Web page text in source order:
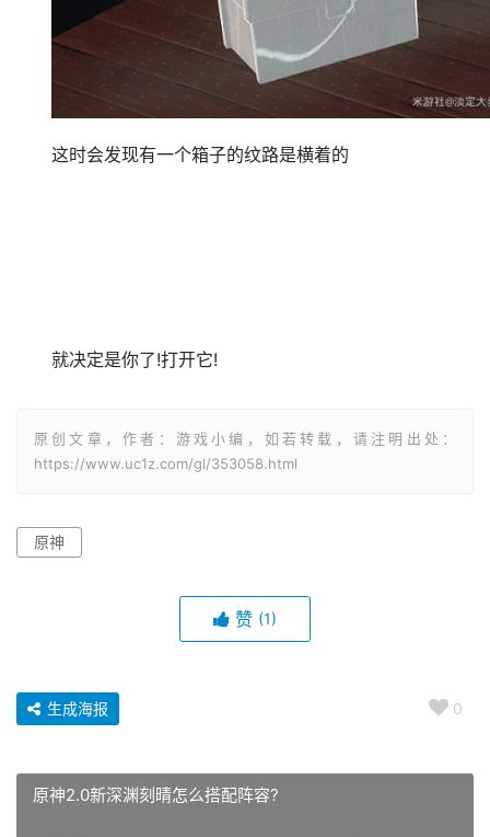
这时会发现有一个箱子的纹路是横着的
就决定是你了!打开它!
原创文章，作者：游戏小编，如若转载，请注明出处：
https://www.uc1z.com/gl/353058.html
原神
赞 (1)
0
生成海报
原神2.0新深渊刻晴怎么搭配阵容?